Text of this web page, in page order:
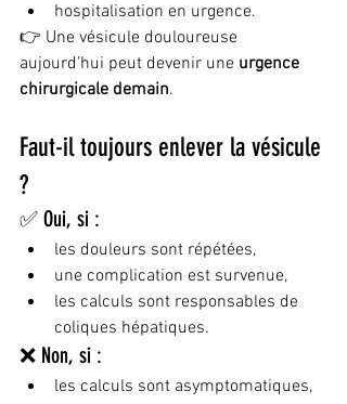
hospitalisation en urgence.
👉 Une vésicule douloureuse
aujourd’hui peut devenir une urgence
chirurgicale demain.
Faut-il toujours enlever la vésicule
?
✅ Oui, si :
les douleurs sont répétées,
une complication est survenue,
les calculs sont responsables de
coliques hépatiques.
❌ Non, si :
les calculs sont asymptomatiques,